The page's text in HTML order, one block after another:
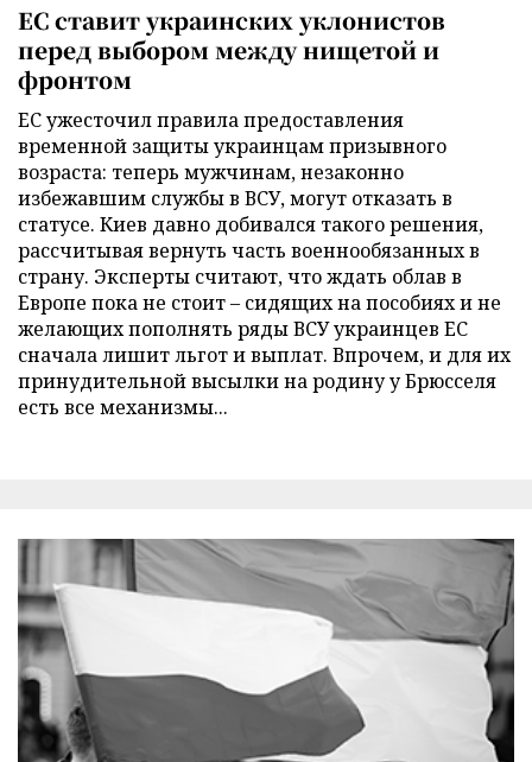
ЕС ставит украинских уклонистов
перед выбором между нищетой и
фронтом
ЕС ужесточил правила предоставления
временной защиты украинцам призывного
возраста: теперь мужчинам, незаконно
избежавшим службы в ВСУ, могут отказать в
статусе. Киев давно добивался такого решения,
рассчитывая вернуть часть военнообязанных в
страну. Эксперты считают, что ждать облав в
Европе пока не стоит – сидящих на пособиях и не
желающих пополнять ряды ВСУ украинцев ЕС
сначала лишит льгот и выплат. Впрочем, и для их
принудительной высылки на родину у Брюсселя
есть все механизмы...